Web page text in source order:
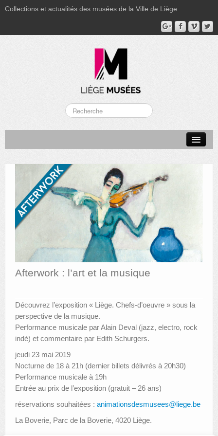
Collections et actualités des musées de la Ville de Liège
MUSÉE GRÉTRY
MUSÉE DU LUMINAIRE
FONDS PATRIMONIAUX
ANIMATIONS DES MUSÉES
PUBLICATIONS
LE PORTAIL DES COLLECTIONS
Afterwork : l’art et la musique
Découvrez l’exposition « Liège. Chefs-d’oeuvre » sous la
perspective de la musique.
Performance musicale par Alain Deval (jazz, electro, rock
indé) et commentaire par Edith Schurgers.
jeudi 23 mai 2019
Nocturne de 18 à 21h (dernier billets délivrés à 20h30)
Performance musicale à 19h
Entrée au prix de l’exposition (gratuit – 26 ans)
réservations souhaitées : animationsdesmusees@liege.be
La Boverie, Parc de la Boverie, 4020 Liège.